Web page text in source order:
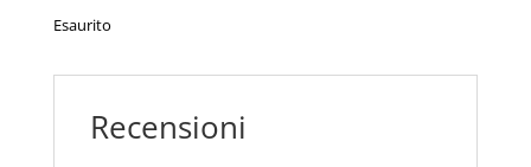
Esaurito
Recensioni